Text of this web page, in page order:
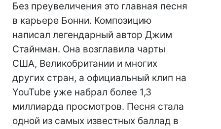
Без преувеличения это главная песня
в карьере Бонни. Композицию
написал легендарный автор Джим
Стайнман. Она возглавила чарты
США, Великобритании и многих
других стран, а официальный клип на
YouTube уже набрал более 1,3
миллиарда просмотров. Песня стала
одной из самых известных баллад в